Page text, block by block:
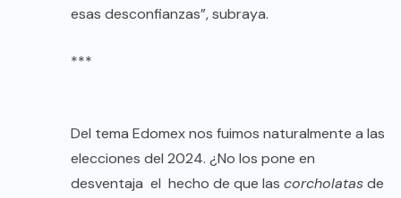
esas desconfianzas”, subraya.
***
Del tema Edomex nos fuimos naturalmente a las
elecciones del 2024. ¿No los pone en
desventaja el hecho de que las corcholatasde